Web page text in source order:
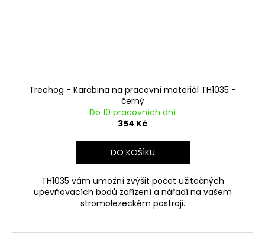
Treehog - Karabina na pracovní materiál TH1035 -
černý
Do 10 pracovních dní
354 Kč
DO KOŠÍKU
TH1035 vám umožní zvýšit počet užitečných
upevňovacích bodů zařízení a nářadí na vašem
stromolezeckém postroji.